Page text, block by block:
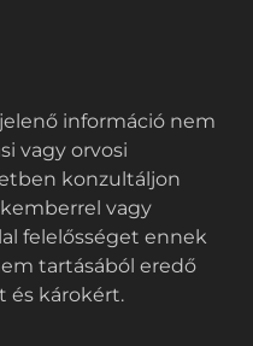
információ nem
vagy orvosi
konzultáljon
vagy
felelősséget ennek
tartásából eredő
és károkért.